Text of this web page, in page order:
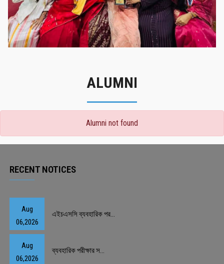
ALUMNI
Alumni not found
RECENT NOTICES
Aug
06,2026
এইচএসসি ব্যবহারিক পর...
Aug
06,2026
ব্যবহারিক পরীক্ষার স...